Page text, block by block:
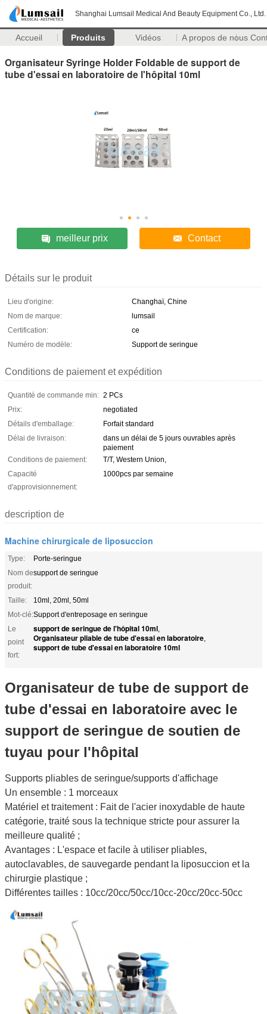
Shanghai Lumsail Medical And Beauty Equipment Co., Ltd.
Accueil Produits Vidéos A propos de nous
Organisateur Syringe Holder Foldable de support de
tube d'essai en laboratoire de l'hôpital 10ml
meilleur prix Contact
Détails sur le produit
Lieu d'origine:
Changhaï, Chine
Nom de marque:
lumsail
Certification:
ce
Numéro de modèle:
Support de seringue
Conditions de paiement et expédition
Quantité de commande min: 2 PCs
Prix:
negotiated
Détails d'emballage:
Forfait standard
Délai de livraison:
dans un délai de 5 jours ouvrables après
paiement
Conditions de paiement:
T/T, Western Union,
Capacité
d'approvisionnement:
1000pcs par semaine
description de
Machine chirurgicale de liposuccion
Type:
Porte-seringue
Nom de
produit:
support de seringue
Taille:
10ml, 20ml, 50ml
Mot-clé:Support d'entreposage en seringue
Le
point
fort:
support de seringue de l'hôpital 10ml,
Organisateur pliable de tube d'essai en laboratoire,
support de tube d'essai en laboratoire 10ml
Organisateur de tube de support de
tube d'essai en laboratoire avec le
support de seringue de soutien de
tuyau pour l'hôpital
Supports pliables de seringue/supports d'affichage
Un ensemble : 1 morceaux
Matériel et traitement : Fait de l'acier inoxydable de haute
catégorie, traité sous la technique stricte pour assurer la
meilleure qualité ;
Avantages : L'espace et facile à utiliser pliables,
autoclavables, de sauvegarde pendant la liposuccion et la
chirurgie plastique ;
Différentes tailles : 10cc/20cc/50cc/10cc-20cc/20cc-50cc